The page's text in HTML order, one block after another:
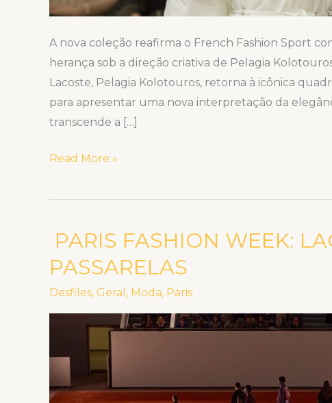
A nova coleção reafirma o French Fashion Sport
herança sob a direção criativa de Pelagia
Lacoste, Pelagia Kolotouros, retorna à icônica
para apresentar uma nova interpretação da
transcende a […]
Read More »
PARIS FASHION WEEK:
PASSARELAS
Desfiles, Geral , Moda, Paris
PARIS
WEEK:
LACOSTE
RETORNA
PASSARELAS